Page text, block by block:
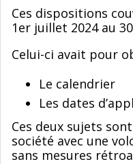
Ces dispositions
1er juillet 2024 au
Celui-ci avait pour
Le calendrier
Les dates
Ces deux sujets
société avec une
sans mesures